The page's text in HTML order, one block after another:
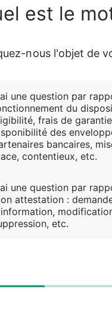
est le
nous l'objet de
une question par
du
frais de
des
bancaires,
contentieux, etc.
une question par
attestation :
etc.